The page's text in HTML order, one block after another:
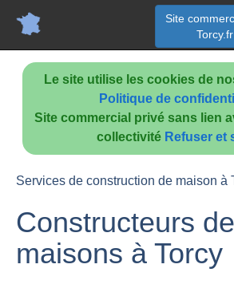
Le site utilise les cookies de
Politique de
Site commercial privé sans lien
collectivité Refuser et
Site
Torcy.fr
Services de construction de maison à
Constructeurs de
maisons à Torcy